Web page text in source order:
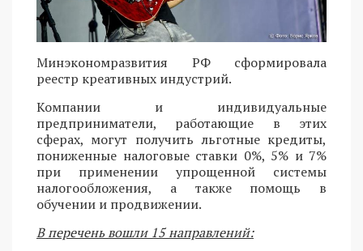
Минэкономразвития РФ сформировала
реестр креативных индустрий.
Компании и индивидуальные
предприниматели, работающие в этих
сферах, могут получить льготные кредиты,
пониженные налоговые ставки 0%, 5% и 7%
при применении упрощенной системы
налогообложения, а также помощь в
обучении и продвижении.
В перечень вошли 15 направлений: